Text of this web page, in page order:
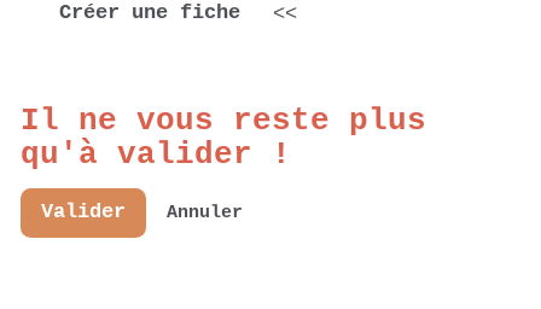
Créer une fiche <<
Il ne vous reste plus
qu'à valider !
Valider Annuler